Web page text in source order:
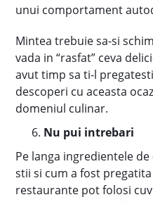
unui comportament
Mintea trebuie sa-si
vada in “rasfat” ceva
avut timp sa ti-l
descoperi cu aceasta
domeniul culinar.
Nu pui intrebari
Pe langa ingredientele
stii si cum a fost
restaurante pot folosi